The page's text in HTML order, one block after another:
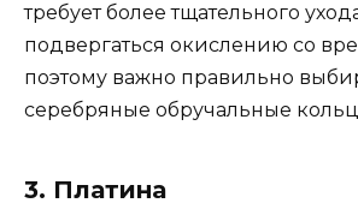
требует более тщательного
подвергаться окислению со
поэтому важно правильно
серебряные обручальные
3. Платина